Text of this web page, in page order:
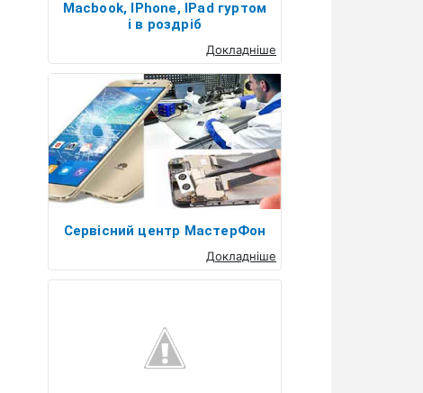
Macbook, IPhone, IPad гуртом
і в роздріб
Докладніше
Сервісний центр МастерФон
Докладніше